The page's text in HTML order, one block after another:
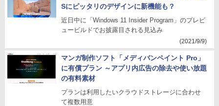
Sにピッタリのデザインに新機能も？
近日中に「Windows 11 Insider Program」のプレビ
ュービルドでお披露目される見込み
(2021/9/9)
マンガ制作ソフト「メディバンペイント Pro」
に有償プラン ～アプリ内広告の除去や使い放題
の有料素材
プランは利用したいクラウドストレージに合わせ
て複数用意